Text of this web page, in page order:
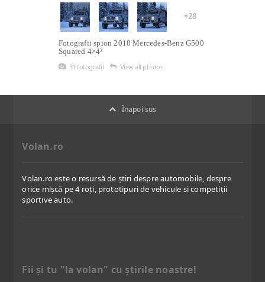
+28
Fotografii spion 2018 Mercedes-Benz G500
Squared 4×4²
31 fotografii
View all photos
Înapoi sus
Volan.ro
Volan.ro este o resursă de știri despre automobile, despre
orice mișcă pe 4 roți, prototipuri de vehicule si competiții
sportive auto.
Fii şi tu "la volan" cu ştirile noastre!